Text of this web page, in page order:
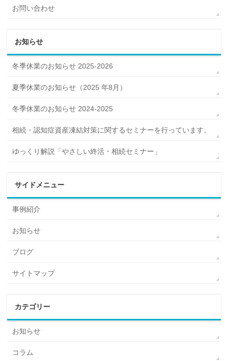
お問い合わせ
お知らせ
冬季休業のお知らせ 2025-2026
夏季休業のお知らせ（2025 年8月）
冬季休業のお知らせ 2024-2025
相続・認知症資産凍結対策に関するセミナーを行っています。
ゆっくり解説「やさしい終活・相続セミナー」
サイドメニュー
事例紹介
お知らせ
ブログ
サイトマップ
カテゴリー
お知らせ
コラム